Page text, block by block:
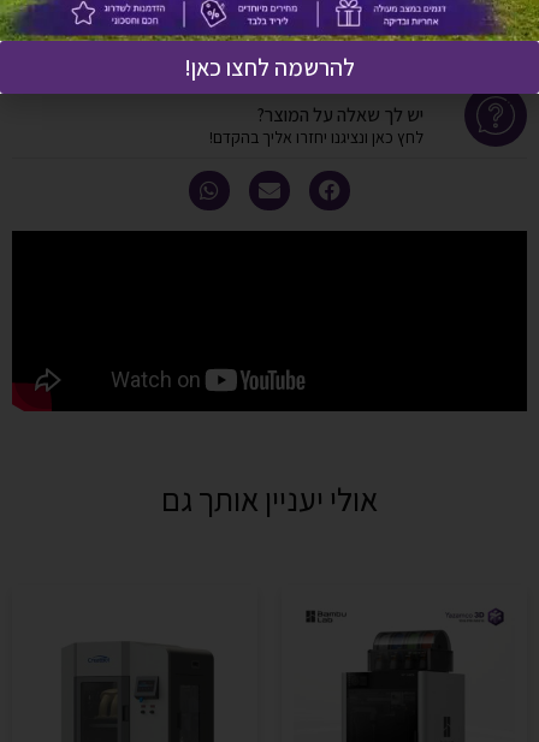
מדניות משלוחים
יש לך שאלה על המוצר?
לחץ כאן ונציגנו יחזרו אליך בהקדם!
אולי יעניין אותך גם
להרשמה לחצו כאן!